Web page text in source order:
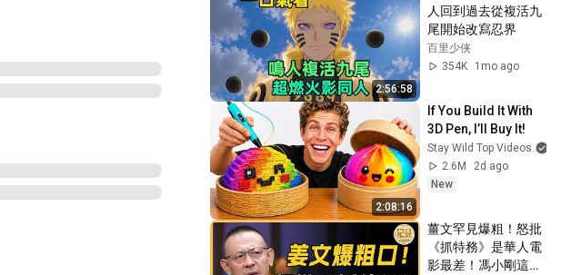
2:56:58
人回到過去從複活九
尾開始改寫忍界
百里少侠
354K
1mo ago
2:08:16
If You Build It With
3D Pen, I’ll Buy It!
Stay Wild Top Videos
2.6M
2d ago
New
薑文罕見爆粗！怒批
《抓特務》是華人電
影最差！馮小剛這都